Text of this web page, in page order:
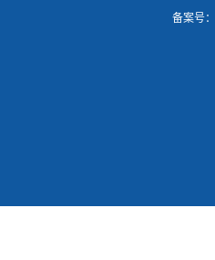
备案号：